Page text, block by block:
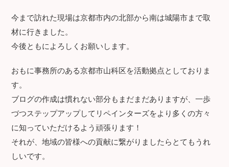
今まで訪れた現場は京都市内の北部から南は城陽市まで取
材に行きました。
今後ともによろしくお願いします。
おもに事務所のある京都市山科区を活動拠点としておりま
す。
ブログの作成は慣れない部分もまだまだありますが、一歩
づつステップアップしてリペインターズをより多くの方々
に知っていただけるよう頑張ります！
それが、地域の皆様への貢献に繋がりましたらとてもうれ
しいです。